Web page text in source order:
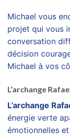
Michael vous
projet qui vous
conversation
décision
Michael à vos
L’archange
L’archange
énergie verte
émotionnelles